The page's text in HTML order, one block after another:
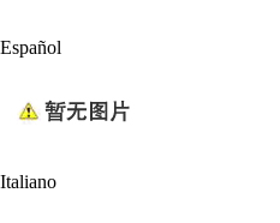
Español
Italiano